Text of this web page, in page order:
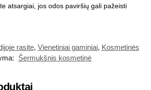
atsargiai, jos odos paviršių gali pažeisti
rasite, Vienetiniai gaminiai, Kosmetinės
Šermukšnis kosmetinė